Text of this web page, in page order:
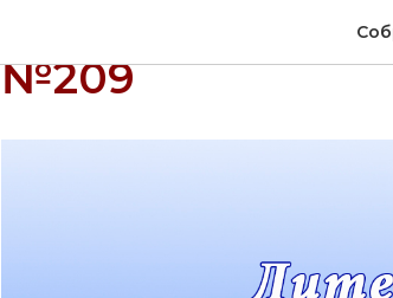
22 мая 2003 г.
№209